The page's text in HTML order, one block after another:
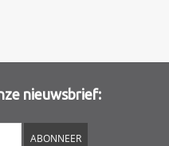
nieuwsbrief:
ABONNEER